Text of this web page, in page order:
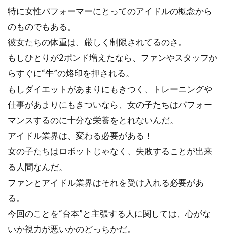
特に女性パフォーマーにとってのアイドルの概念から
のものでもある。
彼女たちの体重は、厳しく制限されてるのさ。
もしひとりが2ポンド増えたなら、ファンやスタッフか
らすぐに“牛”の烙印を押される。
もしダイエットがあまりにもきつく、トレーニングや
仕事があまりにもきついなら、女の子たちはパフォー
マンスするのに十分な栄養をとれないんだ。
アイドル業界は、変わる必要がある！
女の子たちはロボットじゃなく、失敗することが出来
る人間なんだ。
ファンとアイドル業界はそれを受け入れる必要があ
る。
今回のことを“台本”と主張する人に関しては、心がな
いか視力が悪いかのどっちかだ。